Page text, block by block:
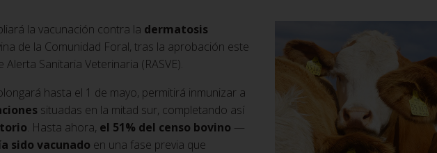
la vacunación contra la dermatosis
de la Comunidad Foral, tras la aprobación este
Sanitaria Veterinaria (RASVE).
hasta el 1 de mayo, permitirá inmunizar a
situadas en la mitad sur, completando así
. Hasta ahora, el 51% del censo bovino —
sido vacunado en una fase previa que